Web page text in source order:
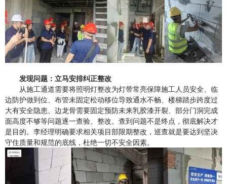
发现问题 ： 立马安排纠正整改
从施工通道需要将照明灯整改为灯带常亮保障施工人员安全、临
边防护做到位、布管未固定松动移位导致通水不畅、楼梯踏步跨度过
大有安全隐患、边龙骨需要固定预防未来乳胶漆开裂、部分门洞完成
面高度不够等问题逐一查验、整改。 查到问题不是终点，彻底解决才
是目的。李经理明确要求相关项目部限期整改 ， 巡查就是要达到 坚决
守住质量和规范的底线 ， 杜绝一切不安全因素。